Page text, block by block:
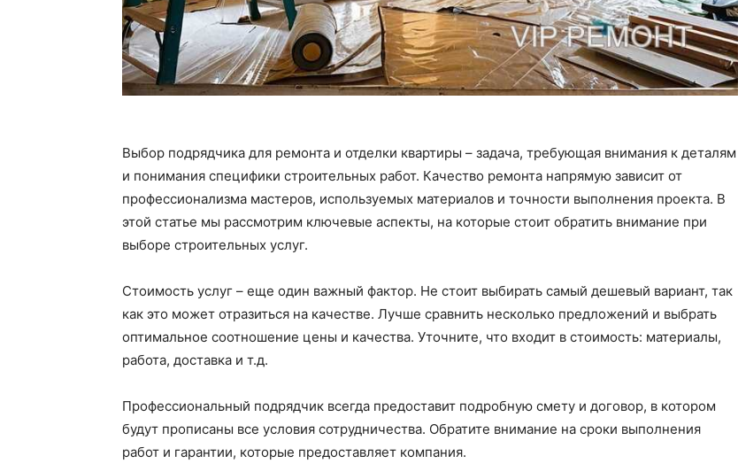
Выбор подрядчика для ремонта и отделки квартиры – задача, требующая внимания к деталям
и понимания специфики строительных работ. Качество ремонта напрямую зависит от
профессионализма мастеров, используемых материалов и точности выполнения проекта. В
этой статье мы рассмотрим ключевые аспекты, на которые стоит обратить внимание при
выборе строительных услуг.
Стоимость услуг – еще один важный фактор. Не стоит выбирать самый дешевый вариант, так
как это может отразиться на качестве. Лучше сравнить несколько предложений и выбрать
оптимальное соотношение цены и качества. Уточните, что входит в стоимость: материалы,
работа, доставка и т.д.
Профессиональный подрядчик всегда предоставит подробную смету и договор, в котором
будут прописаны все условия сотрудничества. Обратите внимание на сроки выполнения
работ и гарантии, которые предоставляет компания.